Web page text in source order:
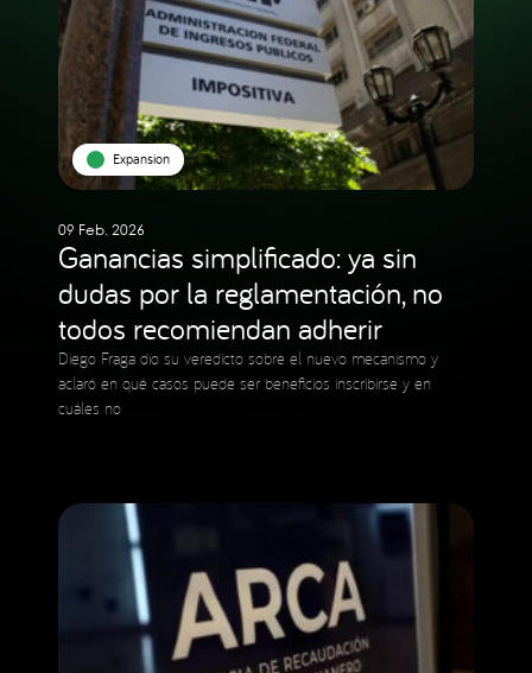
Expansion
09 Feb. 2026
Ganancias simplificado: ya sin
dudas por la reglamentación, no
todos recomiendan adherir
Diego Fraga dio su veredicto sobre el nuevo mecanismo y
aclaró en qué casos puede ser beneficios inscribirse y en
cuáles no